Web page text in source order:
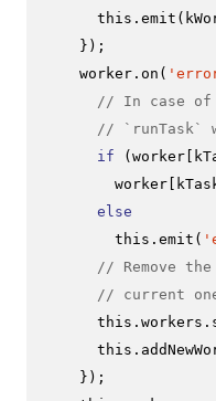
this . emit
    });
    worker.
on (
// In case of
// `runTask`
if
else
this . emit (
// Remove
// current
this . workers .
this .
    });